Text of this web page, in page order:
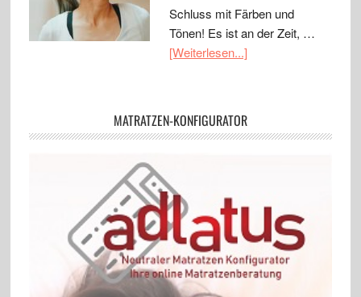
Schluss mit Färben und
Tönen! Es ist an der Zeit, …
[Weiterlesen...]
MATRATZEN-KONFIGURATOR